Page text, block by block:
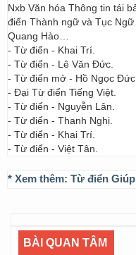
Nxb Văn hóa Thông tin tái
điển Thành ngữ và Tục
Quang Hào…
- Từ điển - Khai Trí.
- Từ điển - Lê Văn Đức.
- Từ điển mở - Hồ Ngọc Đức.
- Đại Từ điển Tiếng Việt.
- Từ điển - Nguyễn Lân.
- Từ điển - Thanh Nghị.
- Từ điển - Khai Trí.
- Từ điển - Việt Tân.
* Xem thêm: Từ điển
BÀI QUAN TÂM